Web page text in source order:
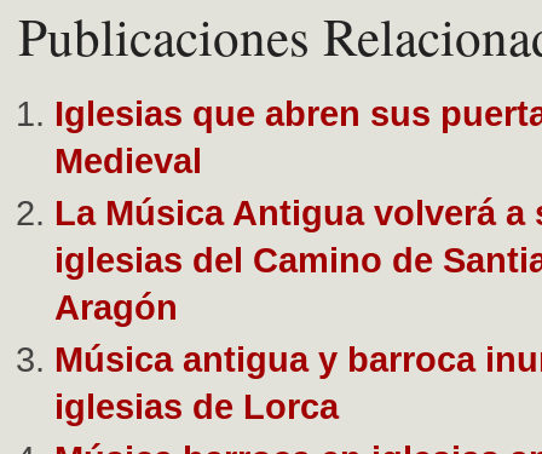
Publicaciones
Iglesias que abren sus
Medieval
La Música Antigua volverá a
iglesias del Camino de
Aragón
Música antigua y barroca
iglesias de Lorca